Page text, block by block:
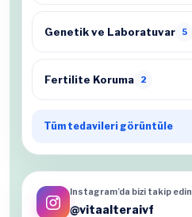
Genetik ve Laboratuvar 5
Fertilite Koruma 2
Tüm tedavileri görüntüle
Instagram’da bizi takip edin
@vitaalteraivf